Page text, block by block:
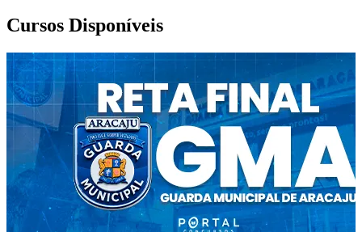
Cursos Disponíveis